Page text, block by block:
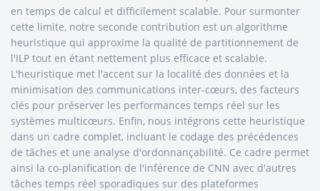
en temps de calcul et difficilement scalable. Pour surmonter
cette limite, notre seconde contribution est un algorithme
heuristique qui approxime la qualité de partitionnement de
l'ILP tout en étant nettement plus efficace et scalable.
L'heuristique met l'accent sur la localité des données et la
minimisation des communications inter-cœurs, des facteurs
clés pour préserver les performances temps réel sur les
systèmes multicœurs. Enfin, nous intégrons cette heuristique
dans un cadre complet, incluant le codage des précédences
de tâches et une analyse d'ordonnançabilité. Ce cadre permet
ainsi la co-planification de l'inférence de CNN avec d'autres
tâches temps réel sporadiques sur des plateformes